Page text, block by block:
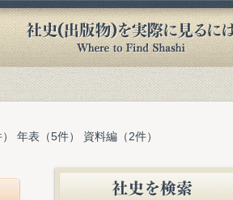
年表（5件） 資料編（2件）